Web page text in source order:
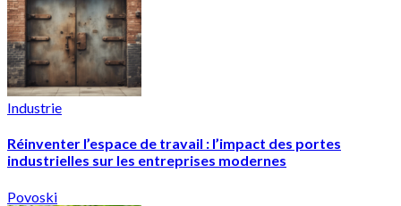
Industrie
Réinventer l’espace de travail : l’impact des portes
industrielles sur les entreprises modernes
Povoski